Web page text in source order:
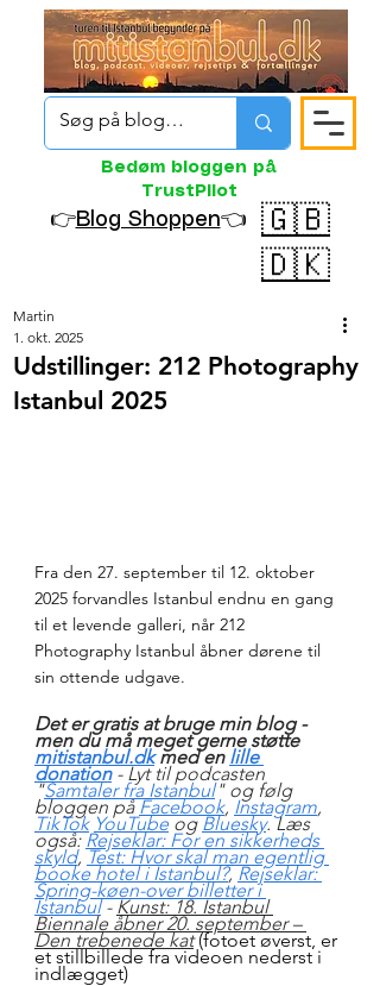
Bedøm bloggen på
TrustPilot
👉Blog Shoppen👈
🇬🇧
🇩🇰
Udstillinger: 212 Photography
Istanbul 2025
Martin
1. okt. 2025
Fra den 27. september til 12. oktober
2025 forvandles Istanbul endnu en gang
til et levende galleri, når 212
Photography Istanbul åbner dørene til
sin ottende udgave.
Det er gratis at bruge min blog -
men du må meget gerne støtte
mitistanbul.dk med en lille
donation - Lyt til podcasten
"Samtaler fra Istanbul" og følg
bloggen på Facebook, Instagram,
TikTok YouTube og Bluesky. Læs
også: Rejseklar: For en sikkerheds
skyld, Test: Hvor skal man egentlig
booke hotel i Istanbul?, Rejseklar:
Spring-køen-over billetter i
Istanbul - Kunst: 18. Istanbul
Biennale åbner 20. september –
Den trebenede kat (fotoet øverst, er
et stillbillede fra videoen nederst i
indlægget)